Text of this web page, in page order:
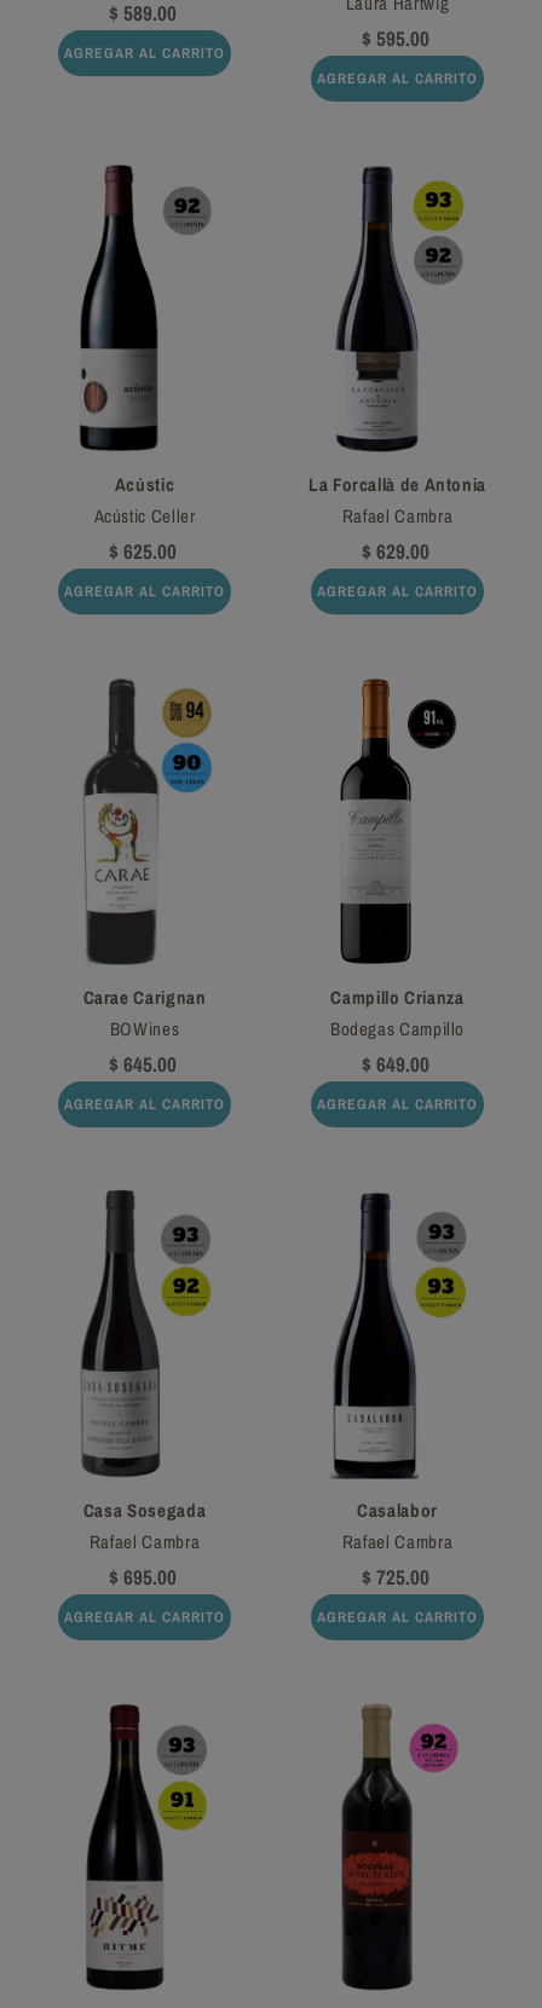
$ 589.00
AGREGAR AL CARRITO
$ 595.00
AGREGAR AL CARRITO
Acústic
Acústic Celler
$ 625.00
AGREGAR AL CARRITO
La Forcallà de Antonia
Rafael Cambra
$ 629.00
AGREGAR AL CARRITO
Carae Carignan
BOWines
$ 645.00
AGREGAR AL CARRITO
Campillo Crianza
Bodegas Campillo
$ 649.00
AGREGAR AL CARRITO
Casa Sosegada
Rafael Cambra
$ 695.00
AGREGAR AL CARRITO
Casalabor
Rafael Cambra
$ 725.00
AGREGAR AL CARRITO